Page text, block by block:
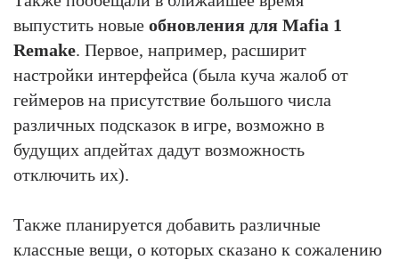
выпустить новые обновления для Mafia 1
Remake. Первое, например, расширит
настройки интерфейса (была куча жалоб от
геймеров на присутствие большого числа
различных подсказок в игре, возможно в
будущих апдейтах дадут возможность
отключить их).
Также планируется добавить различные
классные вещи, о которых сказано к сожалению